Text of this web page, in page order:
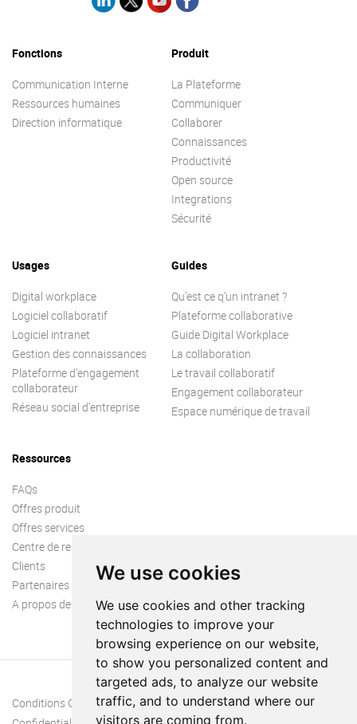
We use cookies
We use cookies and other tracking
technologies to improve your
browsing experience on our website,
to show you personalized content and
targeted ads, to analyze our website
traffic, and to understand where our
visitors are coming from.
Fonctions
Communication Interne
Ressources humaines
Direction informatique
Produit
La Plateforme
Communiquer
Collaborer
Connaissances
Productivité
Open source
Integrations
Sécurité
Usages
Digital workplace
Logiciel collaboratif
Logiciel intranet
Gestion des connaissances
Plateforme d’engagement
collaborateur
Réseau social d’entreprise
Guides
Qu’est ce q’un intranet ?
Plateforme collaborative
Guide Digital Workplace
La collaboration
Le travail collaboratif
Engagement collaborateur
Espace numérique de travail
Ressources
FAQs
Offres produit
Offres services
Centre de ressources
Clients
Partenaires
A propos de nous
Conditions Générales